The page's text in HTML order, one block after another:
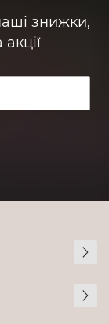
знижки,